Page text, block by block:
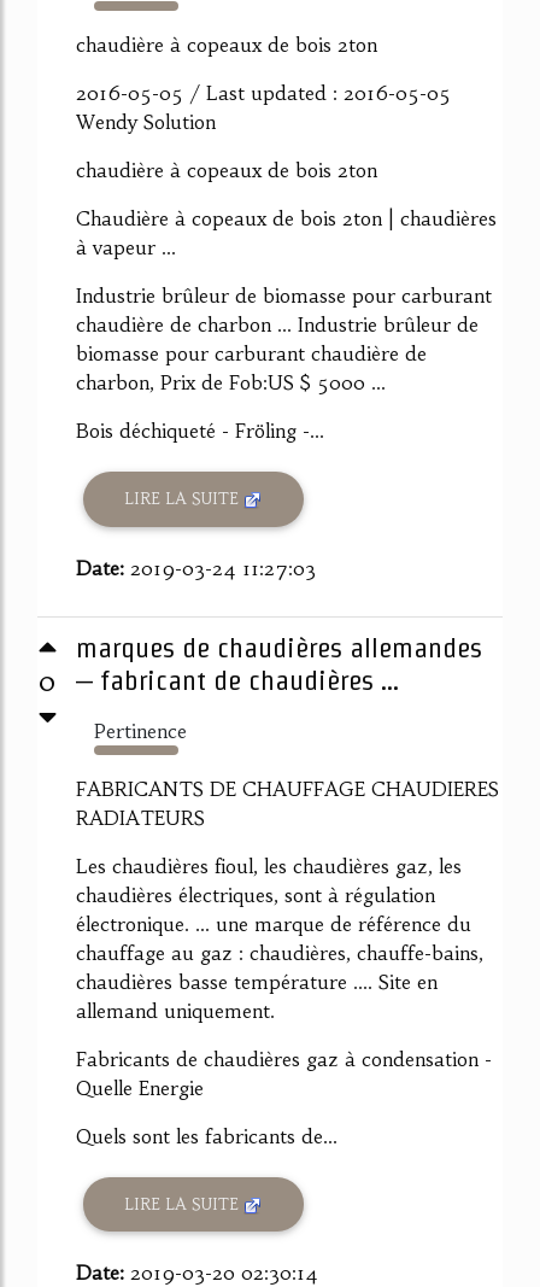
4189%
chaudière à copeaux de bois 2ton
2016-05-05 / Last updated : 2016-05-05
Wendy Solution
chaudière à copeaux de bois 2ton
Chaudière à copeaux de bois 2ton | chaudières
à vapeur ...
Industrie brûleur de biomasse pour carburant
chaudière de charbon ... Industrie brûleur de
biomasse pour carburant chaudière de
charbon, Prix de Fob:US $ 5000 ...
Bois déchiqueté - Fröling -...
LIRE LA SUITE
Date: 2019-03-24 11:27:03
0
marques de chaudières allemandes
– fabricant de chaudières ...
Pertinence
2934%
FABRICANTS DE CHAUFFAGE CHAUDIERES
RADIATEURS
Les chaudières fioul, les chaudières gaz, les
chaudières électriques, sont à régulation
électronique. ... une marque de référence du
chauffage au gaz : chaudières, chauffe-bains,
chaudières basse température .... Site en
allemand uniquement.
Fabricants de chaudières gaz à condensation -
Quelle Energie
Quels sont les fabricants de...
LIRE LA SUITE
Date: 2019-03-20 02:30:14